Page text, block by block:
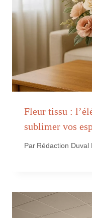
Fleur tissu :
sublimer vos
Par Rédaction Duval